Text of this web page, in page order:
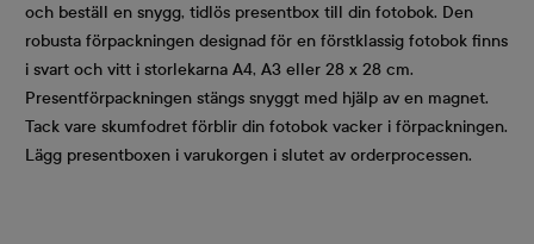
och beställ en snygg, tidlös presentbox till din fotobok. Den
robusta förpackningen designad för en förstklassig fotobok finns
i svart och vitt i storlekarna A4, A3 eller 28 x 28 cm.
Presentförpackningen stängs snyggt med hjälp av en magnet.
Tack vare skumfodret förblir din fotobok vacker i förpackningen.
Lägg presentboxen i varukorgen i slutet av orderprocessen.